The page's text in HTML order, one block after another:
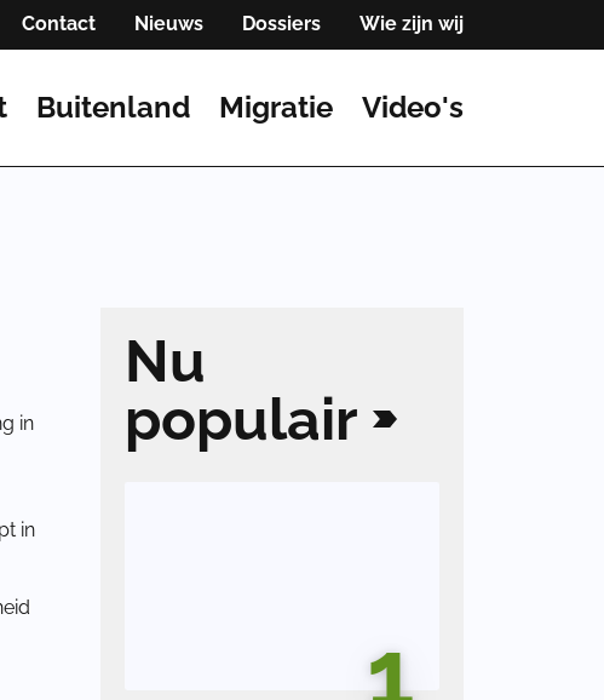
Contact Nieuws Dossiers Wie zijn wij
Buitenland Migratie Video's
in
in
Nu
populair
1